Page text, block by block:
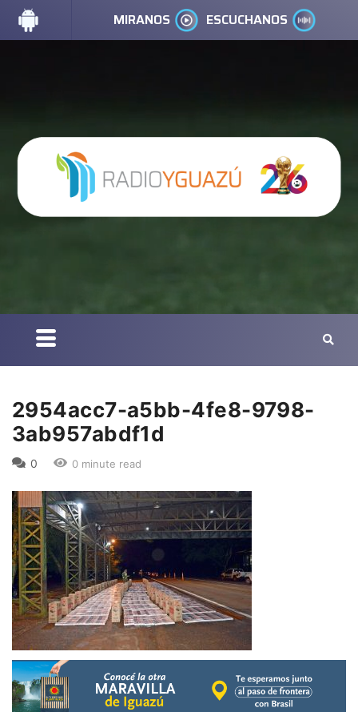
MIRANOS ESCUCHANOS
2954acc7-a5bb-4fe8-9798-
3ab957abdf1d
0 0 minute read